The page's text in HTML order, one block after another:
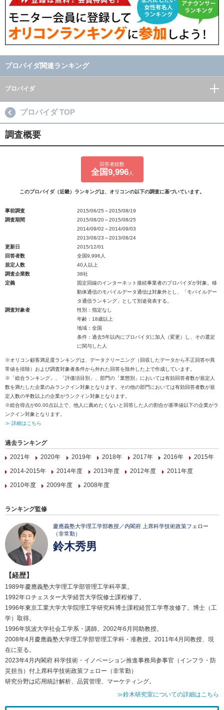
プロバイダ関連ランキング
プロバイダ
プロバイダ TOP
調査概要
回答者総数
全国9,996人
このプロバイダ（近畿）ランキングは、オリコンの以下の調査に基づいています。
事前調査
2015/06/25～2015/08/19
調査期間
2015/08/20～2015/08/25
2014/09/02～2014/09/03
2013/08/23～2013/08/24
更新日
2015/12/01
回答者数
全国9,996人
規定人数
40人以上
調査企業数
38社
定義
固定回線のインターネット接続事業者のプロバイダが対象。移
動体通信のモバイルデータ通信は対象外とし、「モバイルデー
タ通信ランキング」として別途発表する。
調査対象者
性別：指定なし
年齢：18歳以上
地域：全国
条件：過去5年以内にプロバイダに加入（変更）し、その選定
に関与した人
※オリコン顧客満足度ランキングは、データクリーニング（回収したデータから不正回答や異
常値を排除）および調査対象者条件から外れた回答を除外した上で作成しています。
※「総合ランキング」、「評価項目別」、部門の「業態別」においては有効回答者数が規定人
数を満たした企業のみランクイン対象となります。その他の部門においては有効回答者数が規
定人数の半数以上の企業がランクイン対象となります。
※総合得点が60.00点以上で、他人に薦めたくないと回答した人の割合が基準値以下の企業がラ
ンクイン対象となります。
≫ 詳細はこちら
過去ランキング
2021年
2020年 2019年 2018年 2017年 2016年
2015年
2014-2015年
2014年度 2013年度 2012年度
2011年度
2010年度
2009年度 2008年度
ランキング監修
慶應義塾大学理工学部教授／内閣府 上席科学技術政策フェロー
（非常勤）
鈴木秀男
【経歴】
1989年慶應義塾大学理工学部管理工学科卒業。
1992年ロチェスター大学経営大学院修士課程修了。
1996年東京工業大学大学院理工学研究科博士課程経営工学専攻修了。博士（工
学）取得。
1996年筑波大学社会工学系・講師。2002年6月同助教授。
2008年4月慶應義塾大学理工学部管理工学科・准教授。2011年4月同教授、現
在に至る。
2023年4月内閣府 科学技術・イノベーション推進事務局参事官（インフラ・防
災担当）付上席科学技術政策フェロー（非常勤）
研究分野は応用統計解析、品質管理、マーケティング。
≫鈴木研究室についての詳細はこちら